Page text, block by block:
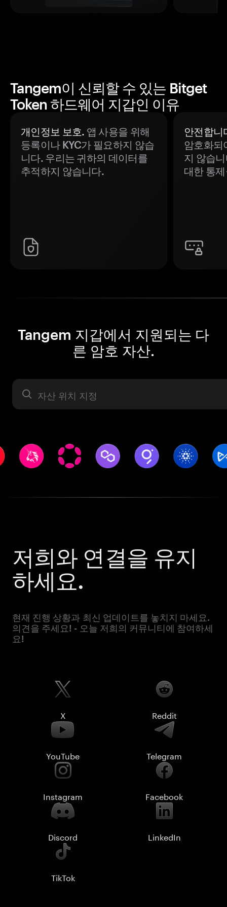
Tangem이 신뢰할 수 있는 Bitget
Token 하드웨어 지갑인 이유
개인정보 보호. 앱 사용을 위해
등록이나 KYC가 필요하지 않습
니다. 우리는 귀하의 데이터를
추적하지 않습니다.
안전합니
암호화되
지 않습
대한 통
Tangem 지갑에서 지원되는 다
른 암호 자산.
자산 라벨
저희와 연결을 유지
하세요.
현재 진행 상황과 최신 업데이트를 놓치지 마세요.
의견을 주세요! - 오늘 저희의 커뮤니티에 참여하세
요!
X Reddit
YouTube Telegram
Instagram Facebook
Discord LinkedIn
TikTok